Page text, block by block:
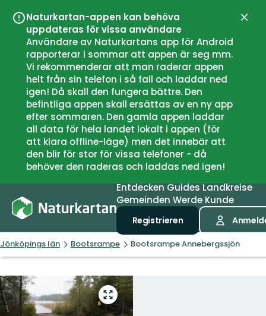
Naturkartan-appen kan behöva
uppdateras för vissa användare
Användare av Naturkartans app för Android
rapporterar i sommar att appen är seg mm.
Vi rekommenderar att man raderar appen
helt från sin telefon i så fall och laddar ned
igen! Då skall den fungera bättre. Den
befintliga appen skall ersättas av en ny app
efter sommaren. Den gamla appen laddar
all data för hela landet lokalt i appen (för
att klara offline-läge) men det innebär att
den blir för stor för vissa telefoner - då
behöver den raderas och laddas ned igen!
EntdeckenGuidesLandkreise
Gemeinden Werde Kunde
Registrieren
Jönköpings län Bootsrampe Bootsrampe Annebergssjön
Vollbild
öffnen